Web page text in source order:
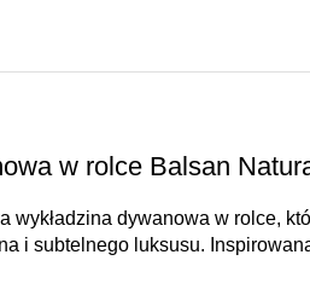
w rolce Balsan
wykładzina dywanowa w rolce,
i subtelnego luksusu.